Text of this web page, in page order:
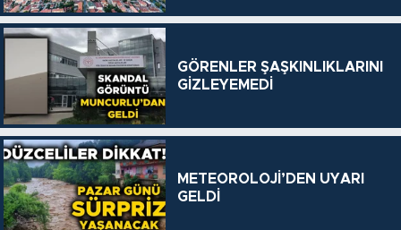
GÖRENLER ŞAŞKINLIKLARINI
GİZLEYEMEDİ
METEOROLOJİ’DEN UYARI
GELDİ